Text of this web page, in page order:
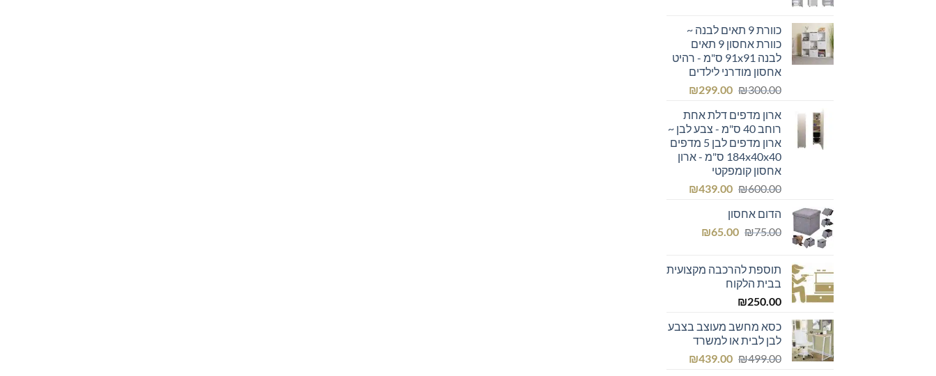
₪800.00.
₪759.00.כוורת 9 תאים לבנה ~
כוורת אחסון 9 תאים
לבנה 91x91 ס"מ - רהיט
אחסון מודרני לילדים
₪300.00
המחיר
היה:
₪300.00.
₪299.00
המחיר
הוא:
₪299.00.
ארון מדפים דלת אחת
רוחב 40 ס"מ - צבע לבן ~
ארון מדפים לבן 5 מדפים
184x40x40 ס"מ - ארון
אחסון קומפקטי
₪600.00
המחיר
היה:
₪600.00.
₪439.00
המחיר
הדום אחסון
₪75.00
המחיר
₪75.00.
₪65.00
המחיר
₪65.00.
תוספת להרכבה מקצועית
בבית הלקוח
₪250.00
כסא מחשב מעוצב בצבע
לבן לבית או למשרד
₪499.00
המחיר ₪439.00
המחיר